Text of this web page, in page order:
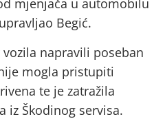
mjenjača u automobilu
Begić.
napravili poseban
mogla pristupiti
te je zatražila
iz Škodinog servisa.